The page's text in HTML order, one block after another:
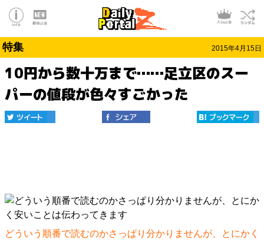
特集 2015年4月15日
10円から数十万まで……足立区のスー
パーの値段が色々すごかった
どういう順番で読むのかさっぱり分かりませんが、とにかく